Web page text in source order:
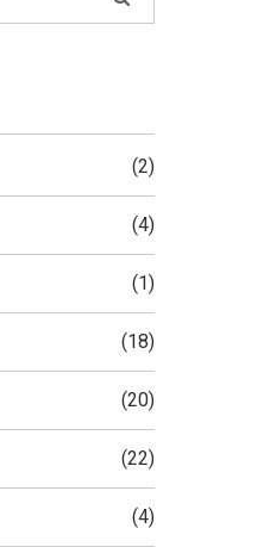
(2)
(4)
(1)
(18)
(20)
(22)
(4)